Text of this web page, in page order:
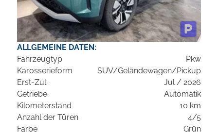
ALLGEMEINE DATEN:
Fahrzeugtyp
Pkw
Karosserieform
SUV/Geländewagen/Pickup
Erst-Zul.
Jul / 2026
Getriebe
Automatik
Kilometerstand
10 km
Anzahl der Türen
4/5
Farbe
Grün